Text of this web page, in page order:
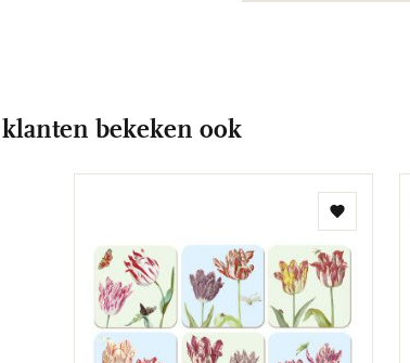
bekeken ook
Toevoegen
verlanglijst